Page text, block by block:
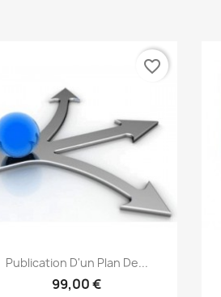
Aperçu rapide
Publication D'un Plan De...
99,00 €
favorite_border